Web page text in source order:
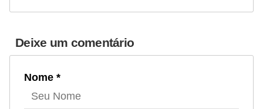
Deixe um comentário
Nome *